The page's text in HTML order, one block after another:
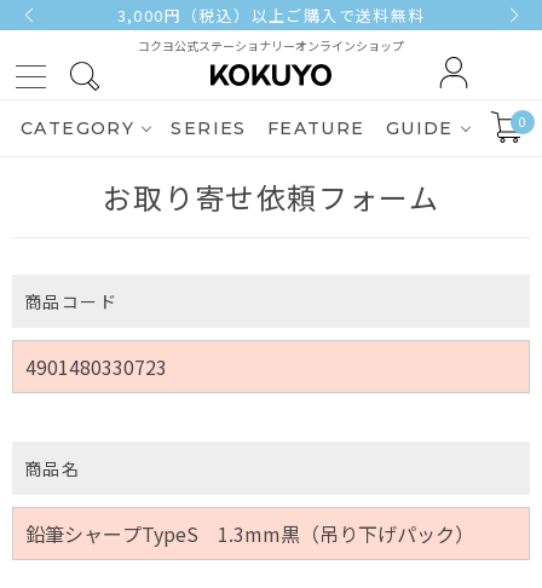
3,000円（税込）以上ご購入で送料無料
コクヨ公式ステーショナリーオンラインショップ
CATEGORY SERIES FEATURE GUIDE 0
お取り寄せ依頼フォーム
商品コード
商品名